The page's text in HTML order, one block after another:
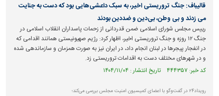
قالیباف: جنگ تروریستی اخیر، به سبک داعشی‌هایی بود که دست به جنایت
می زدند و بی وطن، بی‌دین و ضددین بودند
رییس مجلس شورای اسلامی ضمن قدردانی از زحمات پاسداران انقلاب اسلامی در
جنگ ۱۲ روزه و جنگ تروریستی اخیر، اظهار کرد: رژیم صهیونیستی همانند اقدامی که
در انفجار پیجرها در لبنان انجام داد، در ایران نیز به صورت همزمان و سازماندهی شده
و در شهرهای مختلف دست به اقدامات تروریستی زد.
کد خبر: ۴۴۴۳۵۷ تاریخ انتشار : ۱۴۰۴/۱۱/۰۴
رویداد۲۴ در گفت‌و‌گو با اعضای کمیسیون امنیت مجلس بررسی می‌کند؛